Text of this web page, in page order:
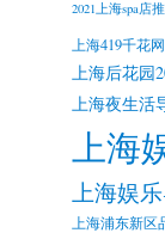
2021上海spa店
上海419千花网
上海后花园
上海夜生活
上海
上海娱
上海浦东新区